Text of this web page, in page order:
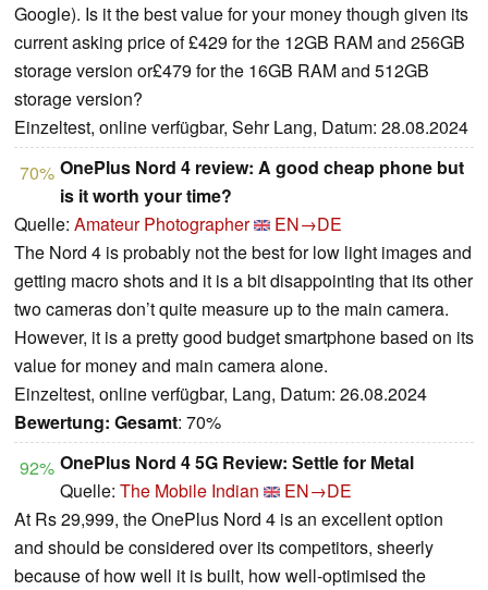
Google). Is it the best value for your money though given its
current asking price of £429 for the 12GB RAM and 256GB
storage version or£479 for the 16GB RAM and 512GB
storage version?
Einzeltest, online verfügbar, Sehr Lang, Datum: 28.08.2024
70% OnePlus Nord 4 review: A good cheap phone but
is it worth your time?
Quelle: Amateur Photographer
EN→DE
The Nord 4 is probably not the best for low light images and
getting macro shots and it is a bit disappointing that its other
two cameras don’t quite measure up to the main camera.
However, it is a pretty good budget smartphone based on its
value for money and main camera alone.
Einzeltest, online verfügbar, Lang, Datum: 26.08.2024
Bewertung: Gesamt: 70%
92% OnePlus Nord 4 5G Review: Settle for Metal
Quelle: The Mobile Indian
EN→DE
At Rs 29,999, the OnePlus Nord 4 is an excellent option
and should be considered over its competitors, sheerly
because of how well it is built, how well-optimised the